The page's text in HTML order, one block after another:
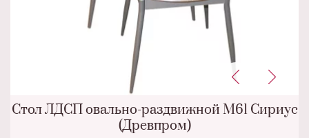
Стол ЛДСП овально-раздвижной М61 Сириус
(Древпром)